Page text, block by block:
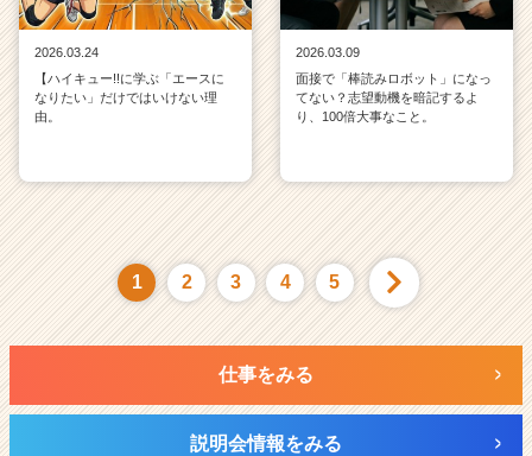
2026.03.24
【ハイキュー!!に学ぶ「エースに
なりたい」だけではいけない理
由。
2026.03.09
面接で「棒読みロボット」になっ
てない？志望動機を暗記するよ
り、100倍大事なこと。
1 2 3 4 5
仕事をみる
説明会情報をみる